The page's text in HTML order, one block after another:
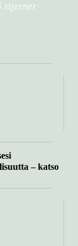
stjerner
– katso